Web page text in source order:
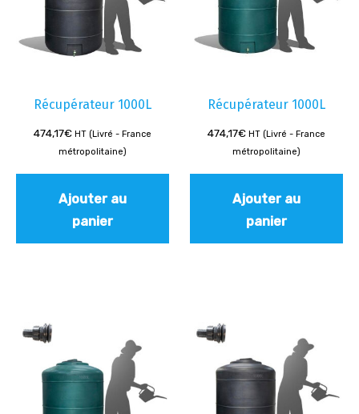
Récupérateur 1000L
474,17€ HT (Livré - France
métropolitaine)
Ajouter au
panier
Récupérateur 1000L
474,17€ HT (Livré - France
métropolitaine)
Ajouter au
panier